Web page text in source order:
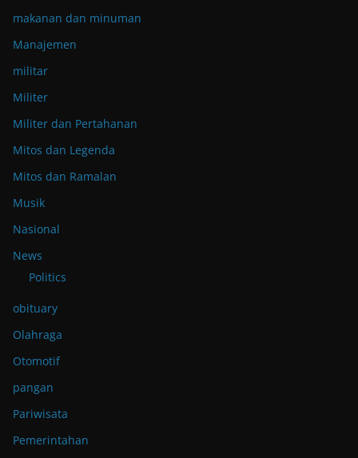
makanan dan minuman
Manajemen
militar
Militer
Militer dan Pertahanan
Mitos dan Legenda
Mitos dan Ramalan
Musik
Nasional
News
Politics
obituary
Olahraga
Otomotif
pangan
Pariwisata
Pemerintahan